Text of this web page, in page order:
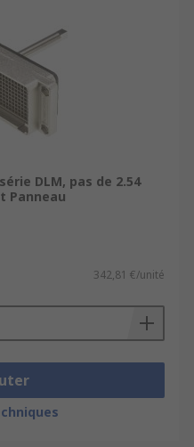
DLM, pas de 2.54
Panneau
342,81 €/unité